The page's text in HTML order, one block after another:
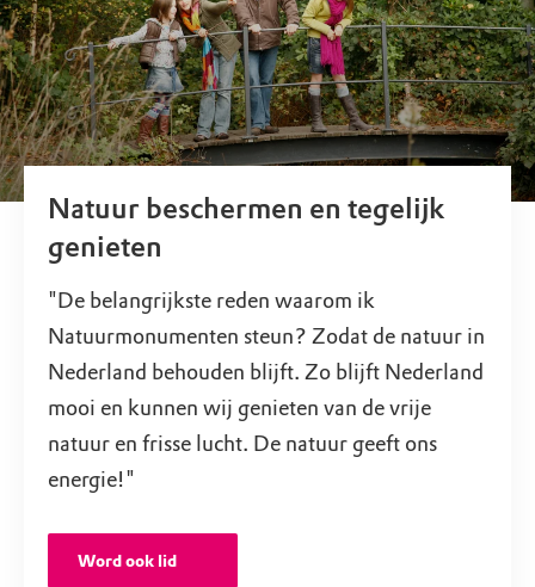
Natuur beschermen en tegelijk
genieten
"De belangrijkste reden waarom ik
Natuurmonumenten steun? Zodat de natuur in
Nederland behouden blijft. Zo blijft Nederland
mooi en kunnen wij genieten van de vrije
natuur en frisse lucht. De natuur geeft ons
energie!"
Word ook lid